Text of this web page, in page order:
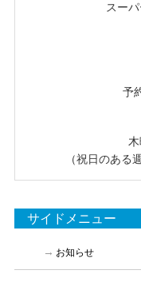
スー
予
（祝日のある
サイドメニュー
お知らせ